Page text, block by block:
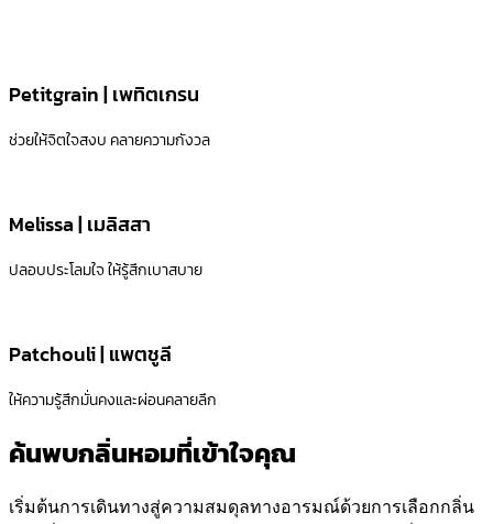
Petitgrain | เพทิตเกรน
ช่วยให้จิตใจสงบ คลายความกังวล
Melissa | เมลิสสา
ปลอบประโลมใจ ให้รู้สึกเบาสบาย
Patchouli | แพตชูลี
ให้ความรู้สึกมั่นคงและผ่อนคลายลึก
ค้นพบกลิ่นหอมที่เข้าใจคุณ
เริ่มต้นการเดินทางสู่ความสมดุลทางอารมณ์ด้วยการเลือกกลิ่น